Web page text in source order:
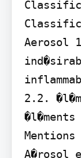
Aerosol
2.2.
A�rosol